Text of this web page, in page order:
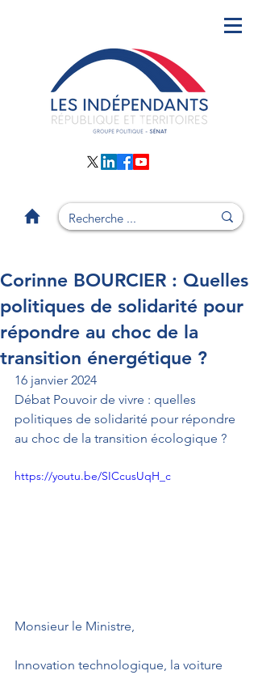
Corinne BOURCIER : Quelles
politiques de solidarité pour
répondre au choc de la
transition énergétique ?
16 janvier 2024
Débat Pouvoir de vivre : quelles
politiques de solidarité pour répondre
au choc de la transition écologique ?
https://youtu.be/SICcusUqH_c
Monsieur le Ministre,
Innovation technologique, la voiture